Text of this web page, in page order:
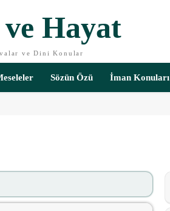
Hayat
ve Dini Konular
Sözün Özü İman Konuları